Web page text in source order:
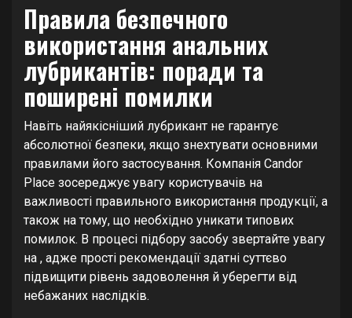
Правила безпечного
використання анальних
лубрикантів: поради та
поширені помилки
Навіть найякісніший лубрикант не гарантує
абсолютної безпеки, якщо знехтувати основними
правилами його застосування. Компанія Candor
Place зосереджує увагу користувачів на
важливості правильного використання продукції, а
також на тому, що необхідно уникати типових
помилок. В процесі підбору засобу звертайте увагу
на , адже прості рекомендації здатні суттєво
підвищити рівень задоволення й уберегти від
небажаних наслідків.